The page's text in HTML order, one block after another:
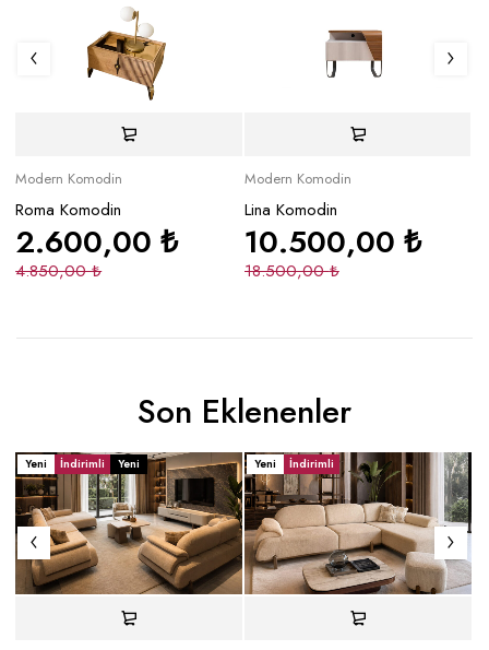
Modern Komodin
Roma Komodin
4.850,00₺
2.600,00₺
Modern Komodin
Lina Komodin
18.500,00₺
10.500,00 ₺
Son Eklenenler
Yeni İndirimli Yeni Yeni İndirimli